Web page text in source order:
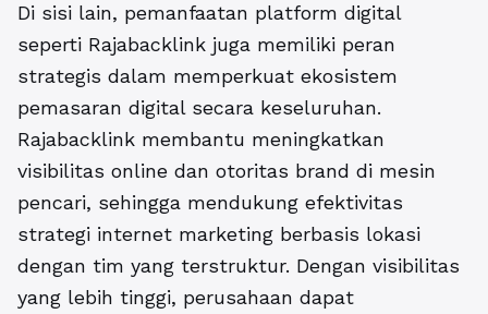
Di sisi lain, pemanfaatan platform digital
seperti Rajabacklink juga memiliki peran
strategis dalam memperkuat ekosistem
pemasaran digital secara keseluruhan.
Rajabacklink membantu meningkatkan
visibilitas online dan otoritas brand di mesin
pencari, sehingga mendukung efektivitas
strategi internet marketing berbasis lokasi
dengan tim yang terstruktur. Dengan visibilitas
yang lebih tinggi, perusahaan dapat